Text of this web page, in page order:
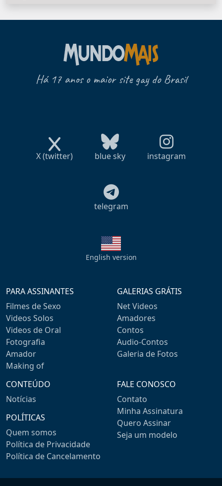
Há 17 anos o maior site gay do Brasil
X (twitter) blue sky instagram
telegram
English version
PARA ASSINANTES
Filmes de Sexo
Videos Solos
Videos de Oral
Fotografia
Amador
Making of
GALERIAS GRÁTIS
Net Videos
Amadores
Contos
Audio-Contos
Galeria de Fotos
CONTEÚDO
Notícias
POLÍTICAS
Quem somos
Política de Privacidade
Política de Cancelamento
FALE CONOSCO
Contato
Minha Assinatura
Quero Assinar
Seja um modelo